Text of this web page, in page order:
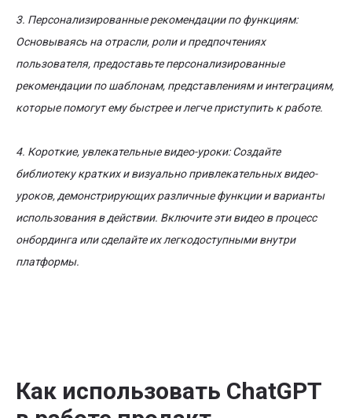
3. Персонализированные рекомендации по функциям:
Основываясь на отрасли, роли и предпочтениях
пользователя, предоставьте персонализированные
рекомендации по шаблонам, представлениям и интеграциям,
которые помогут ему быстрее и легче приступить к работе.
4. Короткие, увлекательные видео-уроки: Создайте
библиотеку кратких и визуально привлекательных видео-
уроков, демонстрирующих различные функции и варианты
использования в действии. Включите эти видео в процесс
онбординга или сделайте их легкодоступными внутри
платформы.
Как использовать ChatGPT